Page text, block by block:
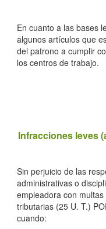
En cuanto a las bases
algunos artículos que
del patrono a cumplir
los centros de trabajo.
Infracciones leves
Sin perjuicio de las
administrativas o
empleadora con
tributarias (25 U. T.)
cuando: